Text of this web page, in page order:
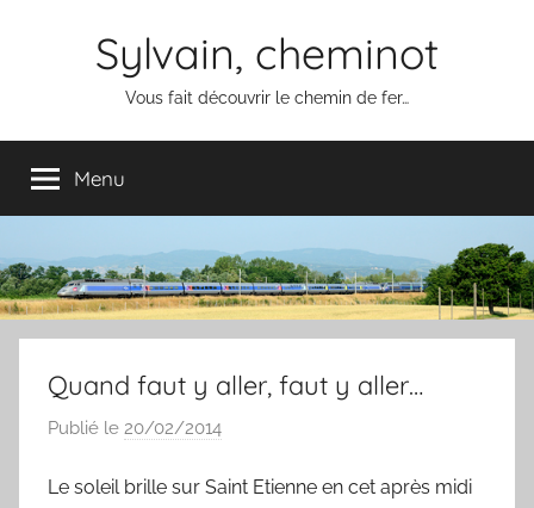
Sylvain, cheminot
Vous fait découvrir le chemin de fer…
Menu
Quand faut y aller, faut y aller…
Publié le 20/02/2014
r
Le soleil brille sur Saint Etienne en cet après midi